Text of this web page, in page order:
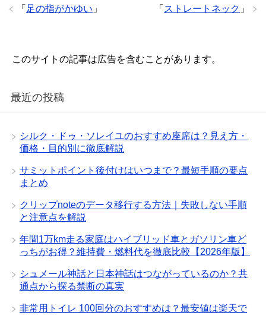
「 ストレートネック 」
「 足の指がかゆい 」
このサイトの記事は広告を含むことがあります。
最近の投稿
シルク・ドゥ・ソレイユのおすすめ座席は？見え方・
価格・目的別に徹底解説
サミットポイント後付けはいつまで？最短手順の要点
まとめ
クリップnoteのデータ移行する方法｜失敗しない手順
と注意点を解説
年間1万km走る家庭はハイブリッド車とガソリン車ど
っちがお得？維持費・燃料代を徹底比較【2026年版】
シュメール神話と日本神話はつながっているのか？共
通点から探る禁断の真実
非常用トイレ 100回分のおすすめは？最安値は楽天で